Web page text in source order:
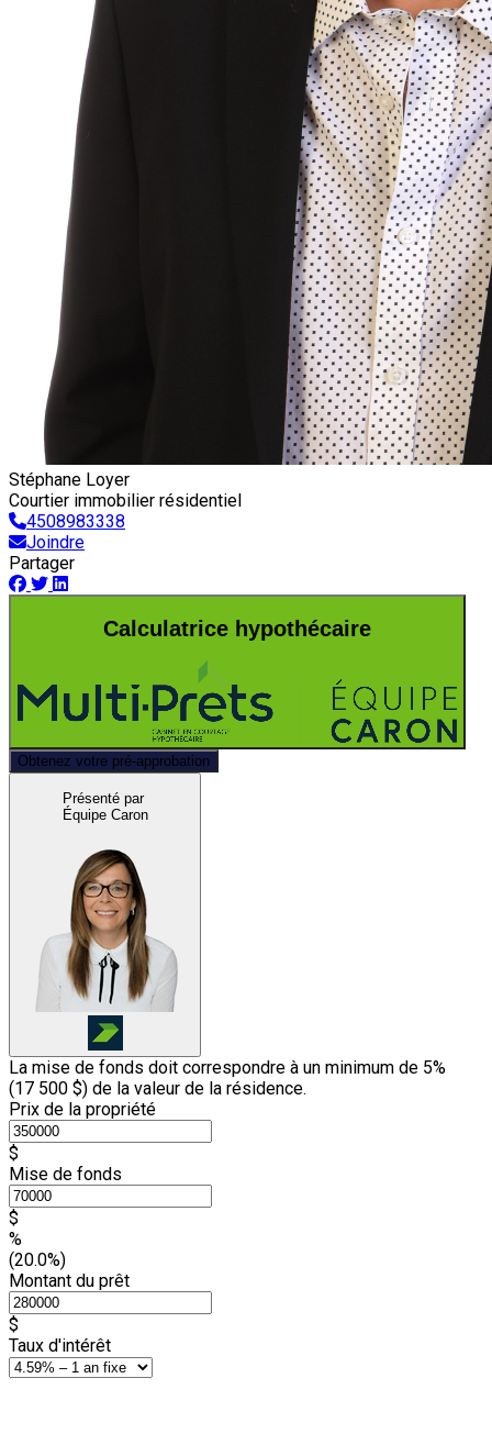
Stéphane Loyer
Courtier immobilier résidentiel
4508983338
Joindre
Partager
Calculatrice hypothécaire
Obtenez votre pré-approbation
Présenté par
Équipe Caron
La mise de fonds doit correspondre à un minimum de 5%
(17 500 $) de la valeur de la résidence.
Prix de la propriété
$
Mise de fonds
$
%
(20.0%)
Montant du prêt
$
Taux d'intérêt